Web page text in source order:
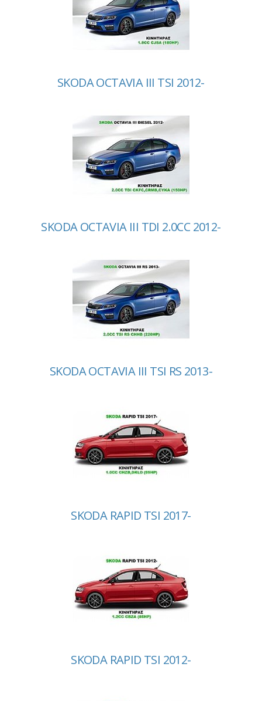
SKODA OCTAVIA III TSI 2012-
SKODA OCTAVIA III TDI 2.0CC 2012-
SKODA OCTAVIA III TSI RS 2013-
SKODA RAPID TSI 2017-
SKODA RAPID TSI 2012-